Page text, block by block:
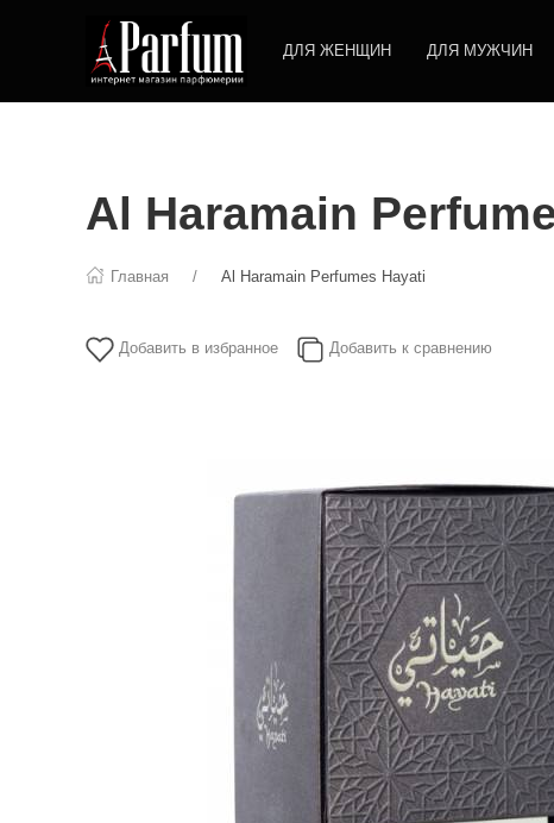
ДЛЯ ЖЕНЩИН ДЛЯ МУЖЧИН
Al Haramain
Главная Al Haramain Perfumes Hayati
Добавить в избранное Добавить к сравнению